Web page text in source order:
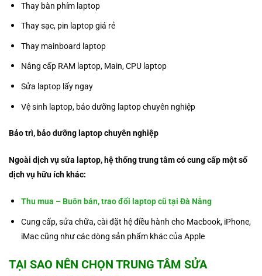
Thay bàn phím laptop
Thay sạc, pin laptop giá rẻ
Thay mainboard laptop
Nâng cấp RAM laptop, Main, CPU laptop
Sửa laptop lấy ngay
Vệ sinh laptop, bảo dưỡng laptop chuyên nghiệp
Bảo trì, bảo dưỡng laptop chuyên nghiệp
Ngoài dịch vụ sửa laptop, hệ thống trung tâm có cung cấp một số
dịch vụ hữu ích khác:
Thu mua – Buôn bán, trao đổi laptop cũ tại Đà Nẵng
Cung cấp, sửa chữa, cài đặt hệ điều hành cho Macbook, iPhone,
iMac cũng như các dòng sản phẩm khác của Apple
TẠI SAO NÊN CHỌN TRUNG TÂM SỬA